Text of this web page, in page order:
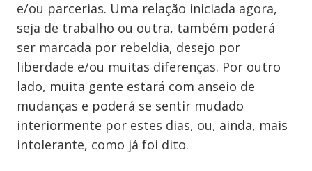
e/ou parcerias. Uma relação iniciada agora,
seja de trabalho ou outra, também poderá
ser marcada por rebeldia, desejo por
liberdade e/ou muitas diferenças. Por outro
lado, muita gente estará com anseio de
mudanças e poderá se sentir mudado
interiormente por estes dias, ou, ainda, mais
intolerante, como já foi dito.